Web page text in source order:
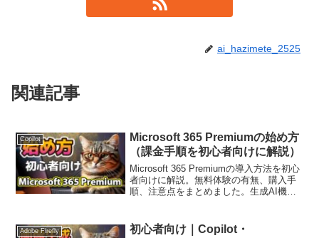
ai_hazimete_2525
関連記事
Copilot
Microsoft 365 Premiumの始め方
（課金手順を初心者向けに解説）
Microsoft 365 Premiumの導入方法を初心
者向けに解説。無料体験の有無、購入手
順、注意点をまとめました。生成AI機能
Adobe Firefly
初心者向け｜Copilot・